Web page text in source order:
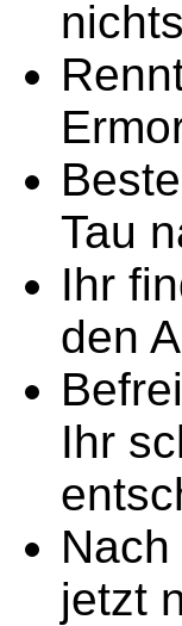
Tau
Ihr
den
Ihr
jetzt